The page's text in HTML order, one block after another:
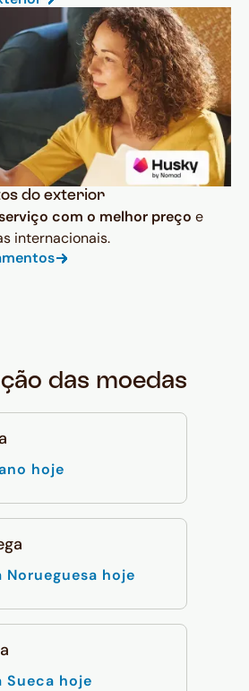
do exterior
com o melhor preço e
internacionais.
das moedas
hoje
Norueguesa hoje
Sueca hoje